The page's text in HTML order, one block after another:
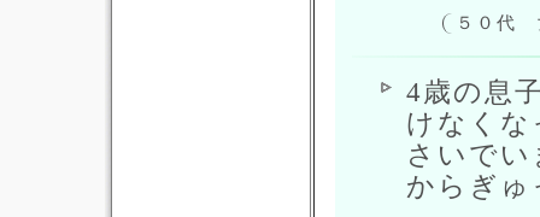
５０代
4歳の息
けなくな
さいで
からぎ